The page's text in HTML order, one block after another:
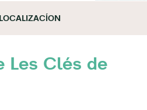
LOCALIZACÍON
Les Clés de